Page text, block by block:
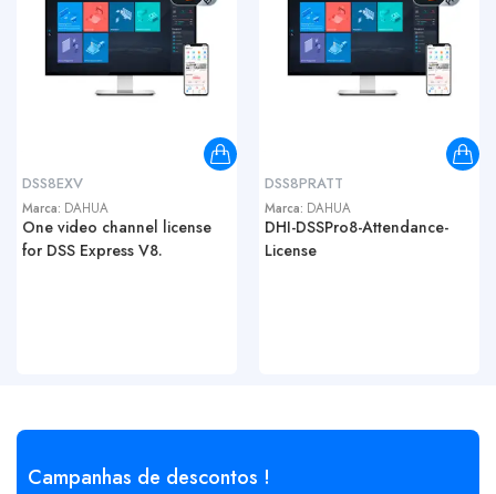
DSS8EXV
Marca: DAHUA
One video channel license
for DSS Express V8.
DSS8PRATT
Marca: DAHUA
DHI-DSSPro8-Attendance-
License
Campanhas de descontos !